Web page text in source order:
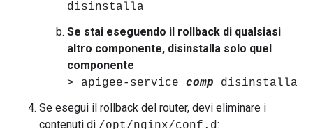
disinstalla
Se stai eseguendo il rollback di qualsiasi
altro componente, disinstalla solo quel
componente
> apigee-service comp disinstalla
Se esegui il rollback del router, devi eliminare i
contenuti di /opt/nginx/conf.d: